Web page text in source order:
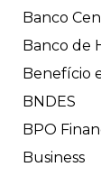
Banco
Banco de
Benefício
BNDES
BPO
Business